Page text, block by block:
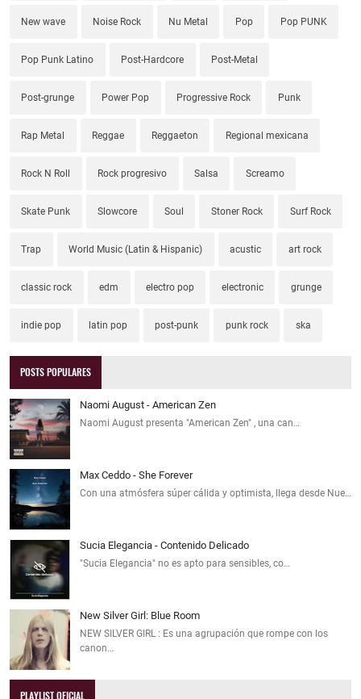
New wave Noise Rock Nu Metal Pop Pop PUNK
Pop Punk Latino Post-Hardcore Post-Metal
Post-grunge Power Pop Progressive Rock Punk
Rap Metal Reggae Reggaeton Regional mexicana
Rock N Roll Rock progresivo Salsa Screamo
Skate Punk Slowcore Soul Stoner Rock Surf Rock
Trap World Music (Latin & Hispanic) acustic art rock
classic rock edm electro pop electronic grunge
indie pop latin pop post-punk punk rock ska
POSTS POPULARES
Naomi August - American Zen
Naomi August presenta "American Zen" , una can…
Max Ceddo - She Forever
Con una atmósfera súper cálida y optimista, llega desde Nue…
Sucia Elegancia - Contenido Delicado
"Sucia Elegancia" no es apto para sensibles, co…
New Silver Girl: Blue Room
NEW SILVER GIRL : Es una agrupación que rompe con los
canon…
PLAYLIST OFICIAL